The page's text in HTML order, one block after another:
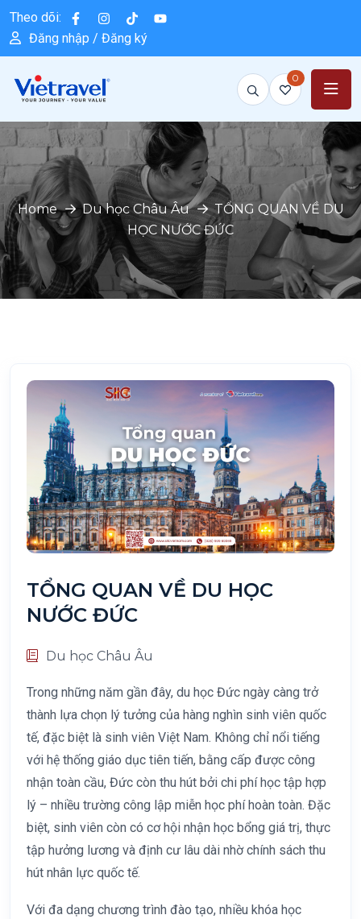
Theo dõi:
Đăng nhập / Đăng ký
0
Home Du học Châu Âu
TỔNG QUAN VỀ DU
HỌC NƯỚC ĐỨC
TỔNG QUAN VỀ DU HỌC
NƯỚC ĐỨC
Du học Châu Âu
Trong những năm gần đây, du học Đức ngày càng trở
thành lựa chọn lý tưởng của hàng nghìn sinh viên quốc
tế, đặc biệt là sinh viên Việt Nam. Không chỉ nổi tiếng
với hệ thống giáo dục tiên tiến, bằng cấp được công
nhận toàn cầu, Đức còn thu hút bởi chi phí học tập hợp
lý – nhiều trường công lập miễn học phí hoàn toàn. Đặc
biệt, sinh viên còn có cơ hội nhận học bổng giá trị, thực
tập hưởng lương và định cư lâu dài nhờ chính sách thu
hút nhân lực quốc tế.
Với đa dạng chương trình đào tạo, nhiều khóa học